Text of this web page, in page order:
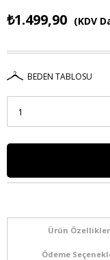
₺1.499,90 (KDV
BEDEN TABLOSU
Ürün
Ödeme